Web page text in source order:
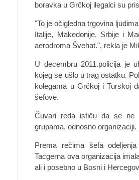
boravka u Grčkoj ilegalci su
"To je očigledna trgovina
Italije, Makedonije, Srbije i
aerodroma Švehat.", rekla je
U decembru 2011.policija je
kojeg se ušlo u trag ostatku.
kolegama u Grčkoj i Turskoj
šefove.
Čuvari reda ističu da se ne
grupama, odnosno organizaciji.
Prema rečima šefa
Tacgerna ova organizacija
ali i posebno u Bosni i